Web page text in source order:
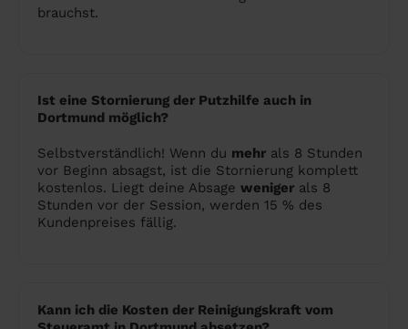
brauchst.
Ist eine Stornierung der Putzhilfe auch in
Dortmund möglich?
Selbstverständlich! Wenn du mehr als 8 Stunden
vor Beginn absagst, ist die Stornierung komplett
kostenlos. Liegt deine Absage weniger als 8
Stunden vor der Session, werden 15 % des
Kundenpreises fällig.
Kann ich die Kosten der Reinigungskraft vom